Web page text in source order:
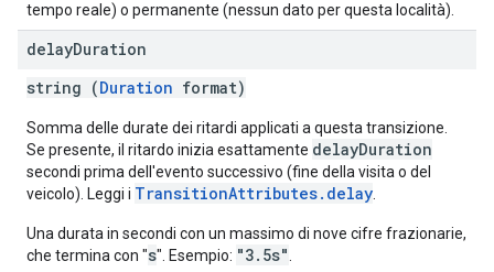
tempo reale) o permanente (nessun dato per questa località).
delayDuration
string (Duration format)
Somma delle durate dei ritardi applicati a questa transizione.
Se presente, il ritardo inizia esattamente delayDuration
secondi prima dell'evento successivo (fine della visita o del
veicolo). Leggi i TransitionAttributes.delay
Una durata in secondi con un massimo di nove cifre frazionarie,
che termina con "s". Esempio: "3.5s"